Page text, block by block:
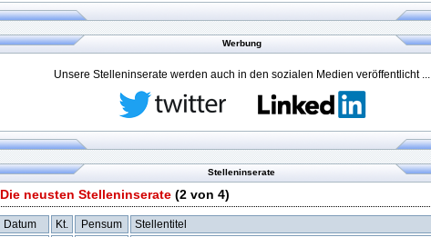
Werbung
Unsere Stelleninserate werden auch in den sozialen Medien veröffentlicht ...
Stelleninserate
Die neusten Stelleninserate (2 von 4)
Datum Kt. Pensum Stellentitel